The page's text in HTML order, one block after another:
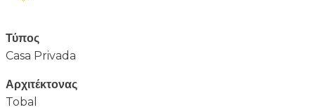
Τύπος
Casa Privada
Αρχιτέκτονας
Tobal